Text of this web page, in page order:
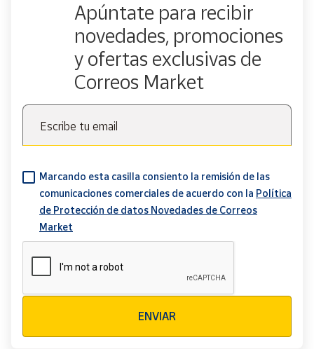
Apúntate para recibir
novedades, promociones
y ofertas exclusivas de
Correos Market
Escribe tu email
Marcando esta casilla consiento la remisión de las
comunicaciones comerciales de acuerdo con la Política
de Protección de datos Novedades de Correos
Market
ENVIAR